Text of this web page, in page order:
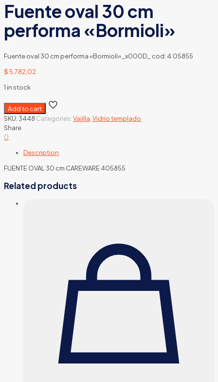
Fuente oval 30 cm
performa «Bormioli»
Fuente oval 30 cm performa «Bormioli»_x000D_ cod: 4.05855
$5.782,02
1 in stock
Add to cart
SKU:3448 Categories:Vajilla Vidrio templado
Share
0
Description
FUENTE OVAL 30 cm CAREWARE 405855
Related products